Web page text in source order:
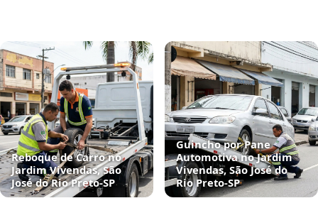
Reboque de Carro no
Jardim Vivendas, São
José do Rio Preto‑SP
Guincho por Pane
Automotiva no Jardim
Vivendas, São José do
Rio Preto‑SP